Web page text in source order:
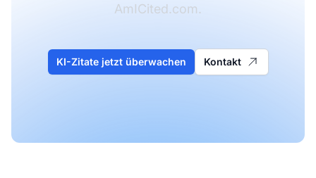
AmICited.com.
KI-Zitate jetzt überwachen Kontakt